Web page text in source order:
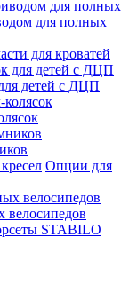
для полных
для кроватей
детей с ДЦП
Опции для
велосипедов
STABILO